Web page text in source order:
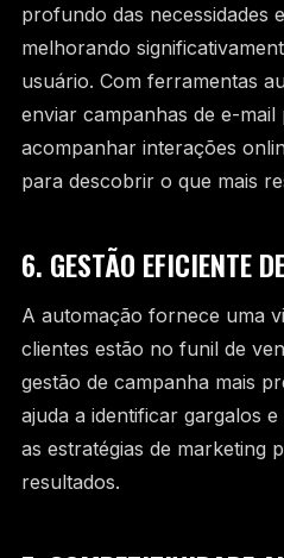
profundo das necessidades
melhorando
usuário. Com ferramentas
enviar campanhas de e-mail
acompanhar interações
para descobrir o que mais
6. GESTÃO EFICIENTE
A automação fornece uma
clientes estão no funil de
gestão de campanha mais
ajuda a identificar gargalos
as estratégias de marketing
resultados.